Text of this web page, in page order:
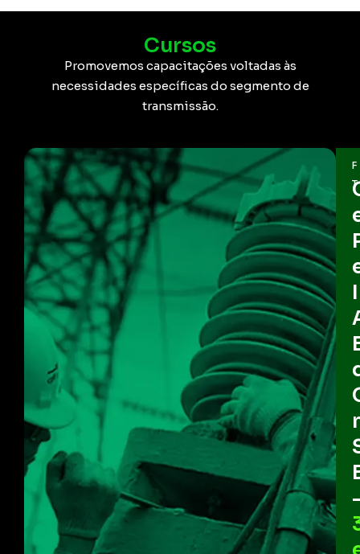
Cursos
Promovemos capacitações voltadas às
necessidades específicas do segmento de
transmissão.​